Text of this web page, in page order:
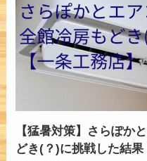
【猛暑対策】さらぽか
どき(？)に挑戦した結果